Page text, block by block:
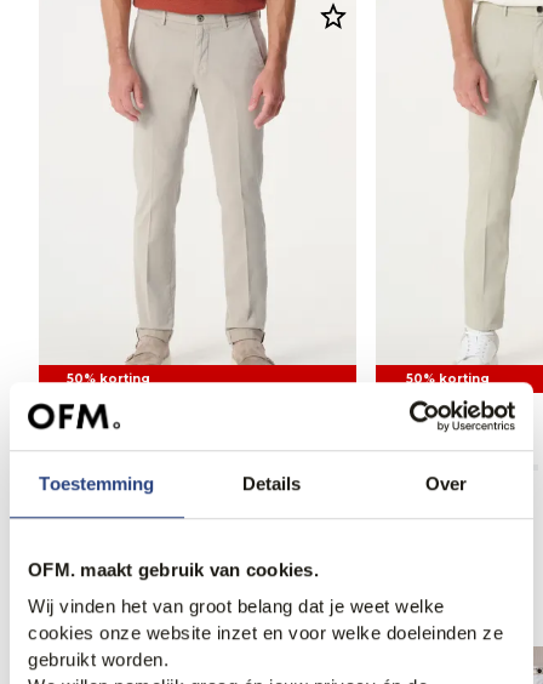
Toestemming Details Over
OFM. maakt gebruik van cookies.
Wij vinden het van groot belang dat je weet welke
cookies onze website inzet en voor welke doeleinden ze
gebruikt worden.
50% korting
Mason's Chino
50% korting
Mason's Chino
179,00
Anderen bekeken ook